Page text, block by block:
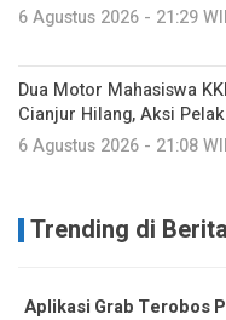
6 Agustus 2026 - 21:29
Dua Motor Mahasiswa
Cianjur Hilang, Aksi
6 Agustus 2026 - 21:08
Trending di Berita
Aplikasi Grab Terobos